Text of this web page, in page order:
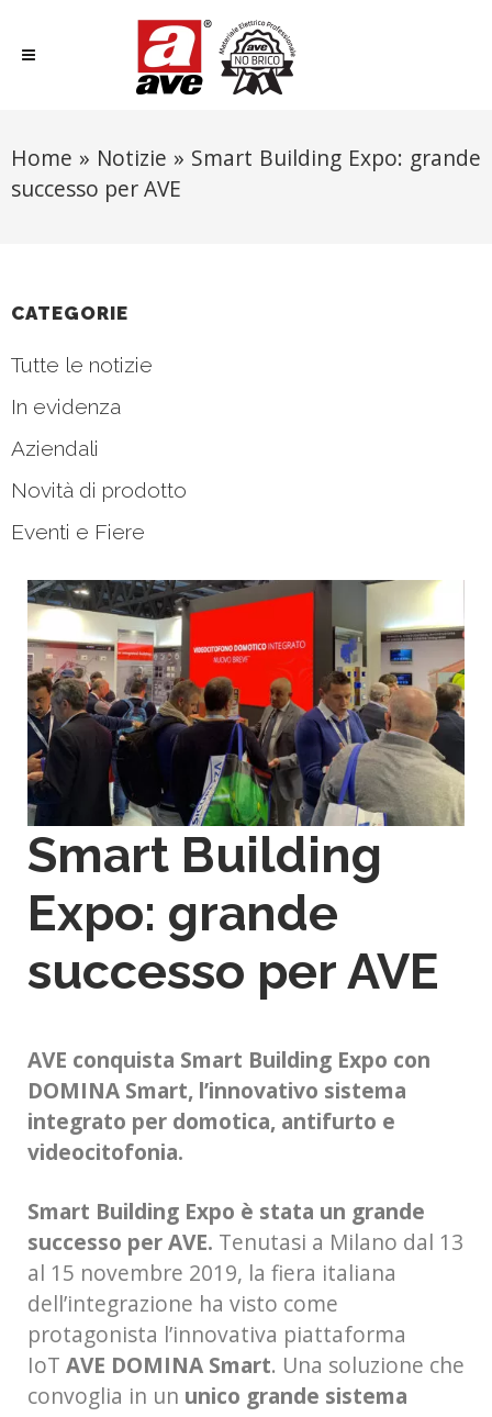
Home » Notizie » Smart Building Expo: grande
successo per AVE
CATEGORIE
Tutte le notizie
In evidenza
Aziendali
Novità di prodotto
Eventi e Fiere
Smart Building
Expo: grande
successo per AVE
AVE conquista Smart Building Expo con
DOMINA Smart, l’innovativo sistema
integrato per domotica, antifurto e
videocitofonia.
Smart Building Expo è stata un grande
successo per AVE. Tenutasi a Milano dal 13
al 15 novembre 2019, la fiera italiana
dell’integrazione ha visto come
protagonista l’innovativa piattaforma
IoT AVE DOMINA Smart. Una soluzione che
convoglia in un unico grande sistema